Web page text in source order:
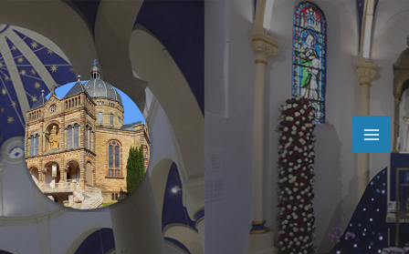
au
contenu
e
c
h
e
r
c
h
e